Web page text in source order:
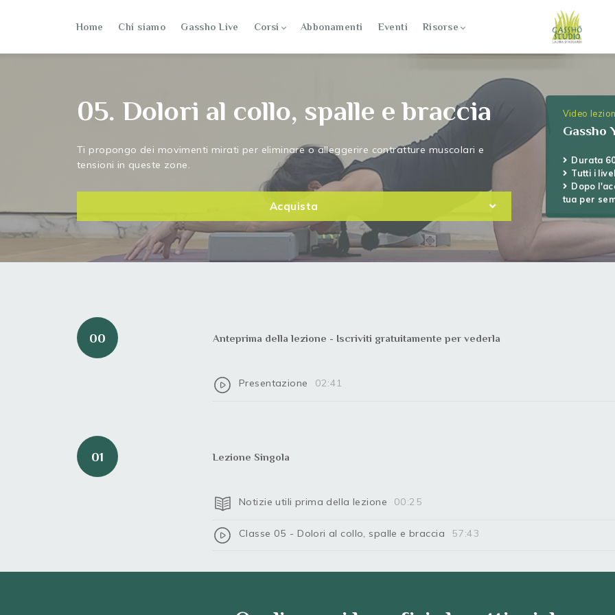
Home Chi siamo Gassho Live Corsi Abbonamenti Eventi Risorse
05. Dolori al collo, spalle e braccia
Ti propongo dei movimenti mirati per eliminare o alleggerire contratture muscolari e
tensioni in queste zone.
Acquista
Video
Gassho
Durata
Tutti i
Dopo
tua per
00 Anteprima della lezione - Iscriviti gratuitamente per vederla
Presentazione 02:41
01 Lezione Singola
Notizie utili prima della lezione 00:25
Classe 05 - Dolori al collo, spalle e braccia 57:43